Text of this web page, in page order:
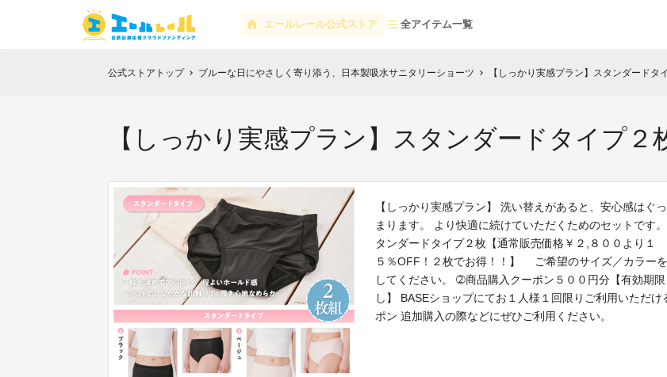
エールレール公式ストア 全アイテム一覧
公式ストアトップ chevron_right ブルーな日にやさしく寄り添う、日本製吸水サニタリーショーツ chevron_right 【しっかり実感プラン】スタンダードタ
【しっかり実感プラン】スタンダードタイプ２
【しっかり実感プラン】 洗い替えがあると、安心感はぐ
まります。 より快適に続けていただくためのセットです
タンダードタイプ２枚【通常販売価格￥２,８００より１
５％OFF！２枚でお得！！】 ご希望のサイズ／カラー
してください。 ➁商品購入クーポン５００円分【有効期限
し】 BASEショップにてお１人様１回限りご利用いただけ
ポン 追加購入の際などにぜひご利用ください。